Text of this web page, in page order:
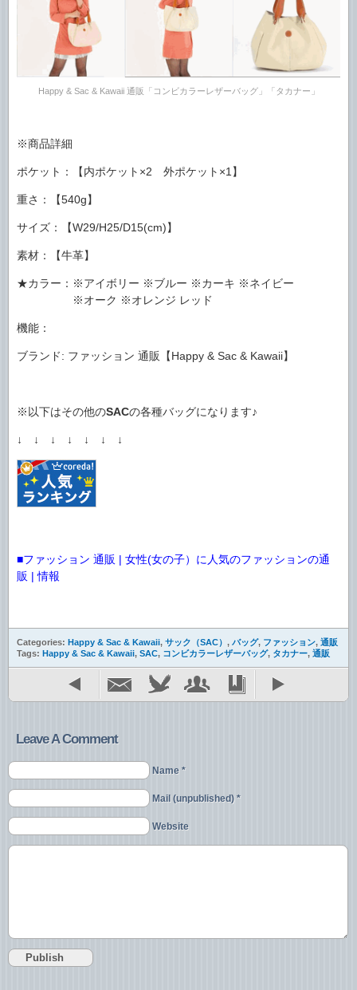
Happy & Sac & Kawaii 通販「コンビカラーレザーバッグ」「タカナー」
※商品詳細
ポケット：【内ポケット×2 外ポケット×1】
重さ：【540g】
サイズ：【W29/H25/D15(cm)】
素材：【牛革】
★カラー：※アイボリー ※ブルー ※カーキ ※ネイビー
※オーク ※オレンジ レッド
機能：
ブランド: ファッション 通販【Happy & Sac & Kawaii】
※以下はその他のSACの各種バッグになります♪
↓ ↓ ↓ ↓ ↓ ↓ ↓
■ファッション 通販 | 女性(女の子）に人気のファッションの通
販 | 情報
Categories: Happy & Sac & Kawaii, サック（SAC） , バッグ, ファッション, 通販
Tags: Happy & Sac & Kawaii, SAC, コンビカラーレザーバッグ, タカナー, 通販
Leave A Comment
Name *
Mail (unpublished) *
Website